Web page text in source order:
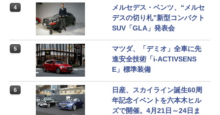
4
メルセデス・ベンツ、“メルセ
デスの切り札”新型コンパクト
SUV「GLA」発表会
5
マツダ、「デミオ」全車に先
進安全技術「i-ACTIVSENS
E」標準装備
6
日産、スカイライン誕生60周
年記念イベントを六本木ヒル
ズで開催。4月21日～24日ま